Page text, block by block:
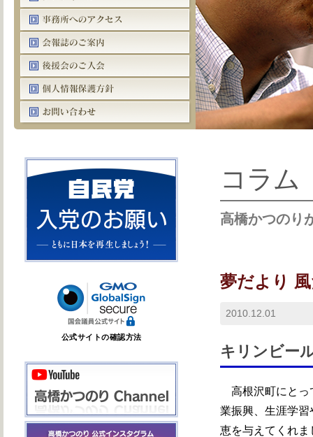
コラム
高橋かつのり
夢だより
2010.12.01
キリンビー
高根沢町にとっ
業振興、生涯学
恵を与えてくれ
公式サイトの確認方法